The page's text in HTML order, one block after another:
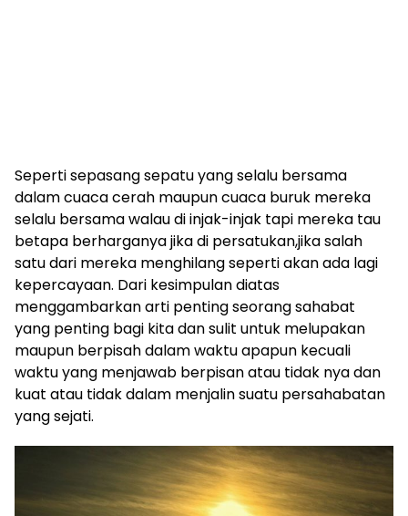
Seperti sepasang sepatu yang selalu bersama
dalam cuaca cerah maupun cuaca buruk mereka
selalu bersama walau di injak-injak tapi mereka tau
betapa berharganya jika di persatukan,jika salah
satu dari mereka menghilang seperti akan ada lagi
kepercayaan. Dari kesimpulan diatas
menggambarkan arti penting seorang sahabat
yang penting bagi kita dan sulit untuk melupakan
maupun berpisah dalam waktu apapun kecuali
waktu yang menjawab berpisan atau tidak nya dan
kuat atau tidak dalam menjalin suatu persahabatan
yang sejati.